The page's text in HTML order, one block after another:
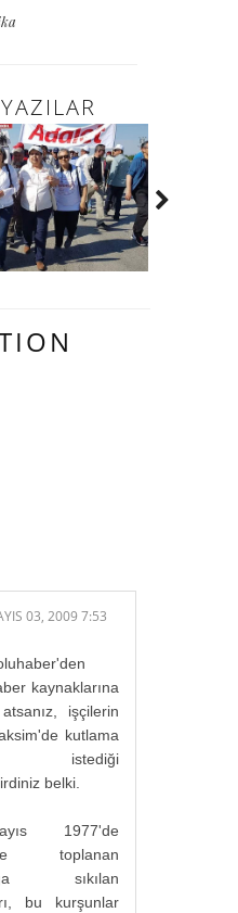
03, 2009 7:53
kaynaklarına
işçilerin
kutlama
istediği
belki.
1977'de
toplanan
sıkılan
bu kurşunlar